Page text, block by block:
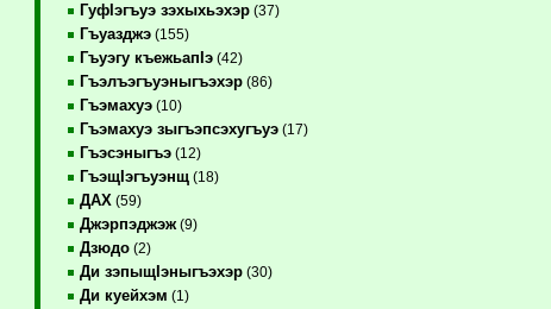
ГуфIэгъуэ зэхыхьэхэр(37)
Гъуазджэ(155)
Гъуэгу къежьапIэ(42)
Гъэлъэгъуэныгъэхэр(86)
Гъэмахуэ(10)
Гъэмахуэ зыгъэпсэхугъуэ(17)
Гъэсэныгъэ(12)
ГъэщIэгъуэнщ(18)
ДАХ (59)
Джэрпэджэж(9)
Дзюдо(2)
Ди зэпыщIэныгъэхэр(30)
Ди куейхэм (1)